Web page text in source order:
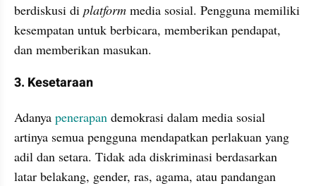
berdiskusi di platform media sosial. Pengguna memiliki
kesempatan untuk berbicara, memberikan pendapat,
dan memberikan masukan.
3. Kesetaraan
Adanya penerapan demokrasi dalam media sosial
artinya semua pengguna mendapatkan perlakuan yang
adil dan setara. Tidak ada diskriminasi berdasarkan
latar belakang, gender, ras, agama, atau pandangan